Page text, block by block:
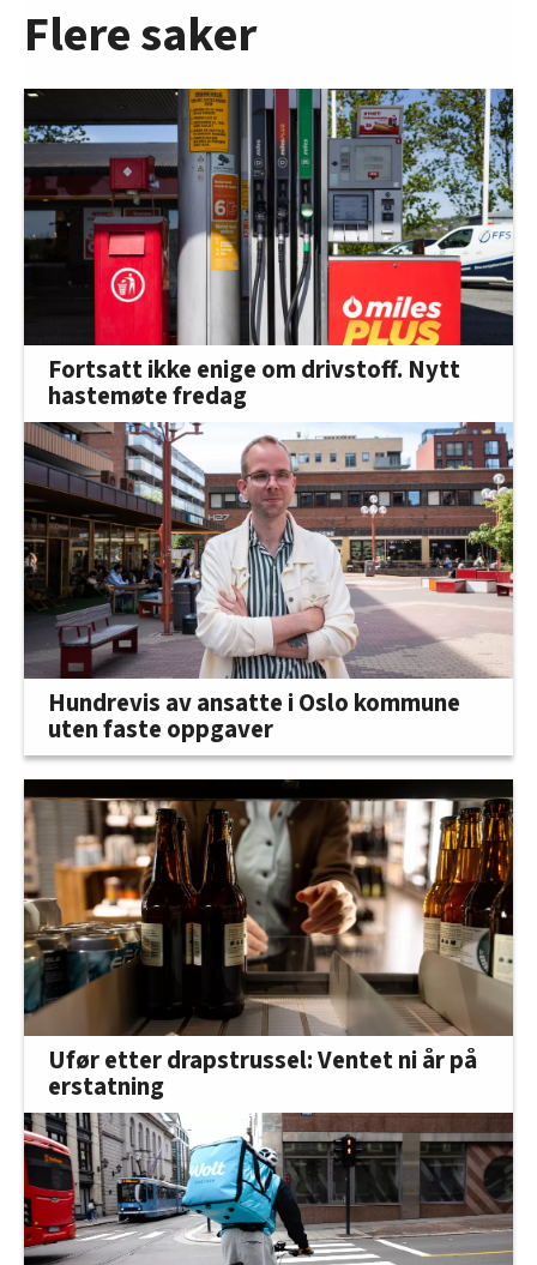
Flere saker
Fortsatt ikke enige om drivstoff. Nytt
hastemøte fredag
Hundrevis av ansatte i Oslo kommune
uten faste oppgaver
Ufør etter drapstrussel: Ventet ni år på
erstatning